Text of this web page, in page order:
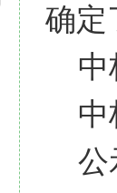
确定
中
公